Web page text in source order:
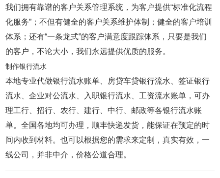
我们拥有靠谱的客户关系管理系统，为客户提供“标准化流程
化服务”；不但有健全的客户关系维护体制；健全的客户培训
体系；还有“一条龙式”的客户满意度跟踪体系，只要是我们
的客户，不论大小，我们永远提供优质的服务。
制作银行流水
本地专业代做银行流水账单、房贷车贷银行流水、签证银行
流水、企业对公流水、入职银行流水、工资流水账单，可办
理工行、招行、农行、建行、中行、邮政等各银行流水账
单。全国各地均可办理，顺丰快递发货，能保证在预定的时
间内收到材料。也可以根据您的需求来定制，真实有效，一
线公司，并非中介，价格公道合理。